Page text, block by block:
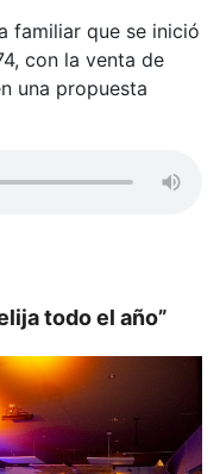
familiar que se inició
con la venta de
una propuesta
todo el año”